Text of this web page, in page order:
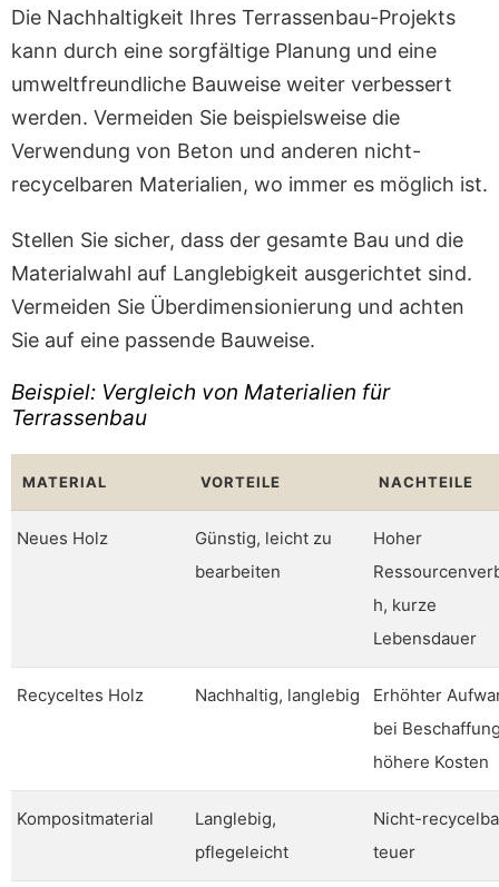
Die Nachhaltigkeit Ihres Terrassenbau-Projekts
kann durch eine sorgfältige Planung und eine
umweltfreundliche Bauweise weiter verbessert
werden. Vermeiden Sie beispielsweise die
Verwendung von Beton und anderen nicht-
recycelbaren Materialien, wo immer es möglich ist.
Stellen Sie sicher, dass der gesamte Bau und die
Materialwahl auf Langlebigkeit ausgerichtet sind.
Vermeiden Sie Überdimensionierung und achten
Sie auf eine passende Bauweise.
Beispiel: Vergleich von Materialien für
Terrassenbau
MATERIAL VORTEILE NACHTEILE
Neues Holz
Günstig, leicht zu
bearbeiten
Hoher
h, kurze
Lebensdauer
Recyceltes Holz Nachhaltig, langlebig
Erhöhter
bei
höhere Kosten
Kompositmaterial
Langlebig,
pflegeleicht
Nicht-
teuer